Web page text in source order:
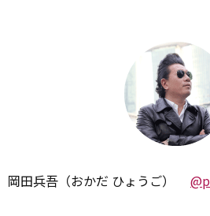
岡田兵吾（おかだ ひょうご）